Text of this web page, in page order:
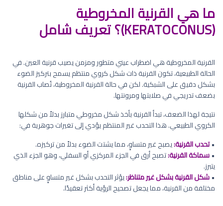
ما هي القرنية المخروطية
(KERATOCONUS)؟ تعريف شامل
القرنية المخروطية هي اضطراب عيني متطور ومزمن يصيب قرنية العين. في
الحالة الطبيعية، تكون القرنية ذات شكل كروي منتظم يسمح بتركيز الضوء
بشكل دقيق على الشبكية. لكن في حالة القرنية المخروطية، تُصاب القرنية
بضعف تدريجي في صلابتها ومرونتها.
نتيجة لهذا الضعف، تبدأ القرنية بأخذ شكل مخروطي متبارز بدلاً من شكلها
الكروي الطبيعي. هذا التحدب غير المنتظم يؤدي إلى تغيرات جوهرية في:
•تحدب القرنية:يصبح غير متساوٍ، مما يشتت الضوء بدلاً من تركيزه.
•سماكة القرنية:تصبح أرق في الجزء المركزي أو السفلي، وهو الجزء الذي
يتبرز.
•شكل القرنية بشكل غير متناظر:يؤثر التحدب بشكل غير متساوٍ على مناطق
مختلفة من القرنية، مما يجعل تصحيح الرؤية أكثر تعقيدًا.